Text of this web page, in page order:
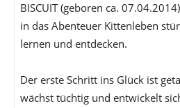
BISCUIT (geboren ca.
in das Abenteuer Kittenleben
lernen und entdecken.
Der erste Schritt ins Glück ist
wächst tüchtig und entwickelt